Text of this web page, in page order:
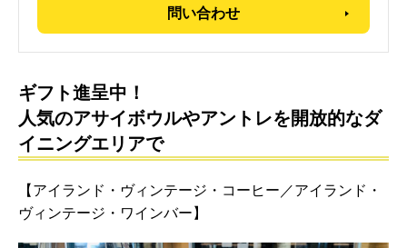
問い合わせ
ギフト進呈中！
人気のアサイボウルやアントレを開放的なダ
イニングエリアで
【アイランド・ヴィンテージ・コーヒー／アイランド・
ヴィンテージ・ワインバー】